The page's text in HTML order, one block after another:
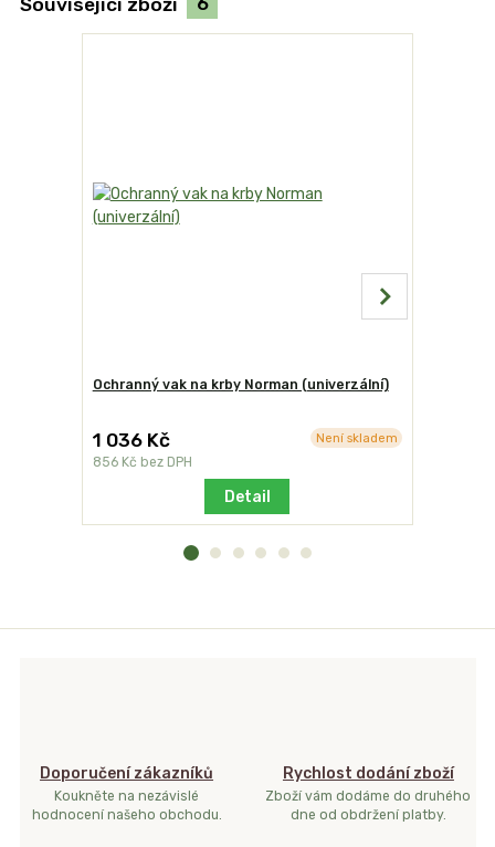
Ochranný vak na krby Norman (univerzální)
1 036 Kč
856 Kč bez DPH
Není skladem
Detail
Doporučení zákazníků
Koukněte na nezávislé
hodnocení našeho obchodu.
Rychlost dodání zboží
Zboží vám dodáme do druhého
dne od obdržení platby.